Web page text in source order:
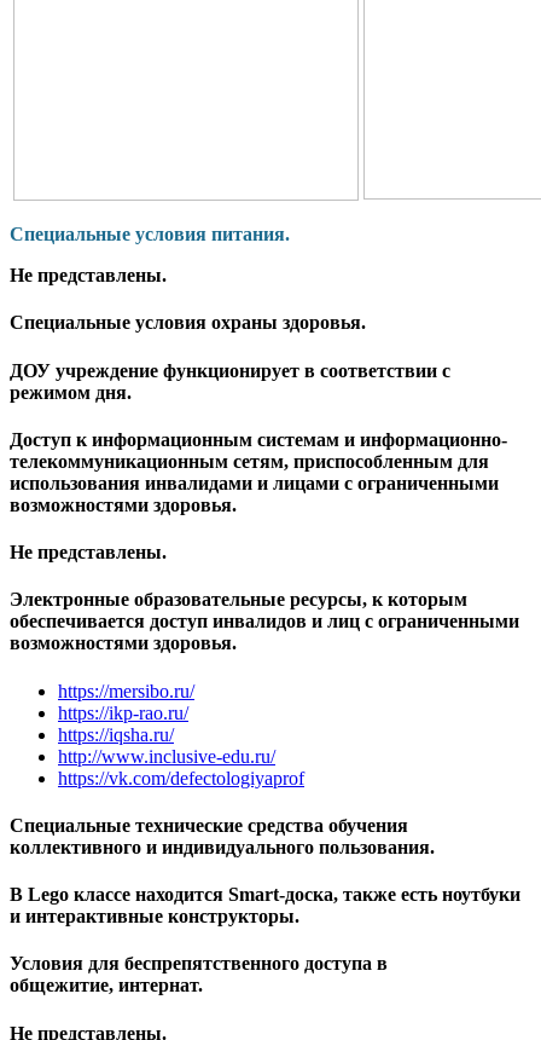
Специальные условия питания.
Не представлены.
Специальные условия охраны здоровья.
ДОУ учреждение функционирует в соответствии с
режимом дня.
Доступ к информационным системам и информационно-
телекоммуникационным сетям, приспособленным для
использования инвалидами и лицами с ограниченными
возможностями здоровья.
Не представлены.
Электронные образовательные ресурсы, к которым
обеспечивается доступ инвалидов и лиц с ограниченными
возможностями здоровья.
https://mersibo.ru/
https://ikp-rao.ru/
https://iqsha.ru/
http://www.inclusive-edu.ru/
https://vk.com/defectologiyaprof
Специальные технические средства обучения
коллективного и индивидуального пользования.
В Lego классе находится Smart-доска, также есть ноутбуки
и интерактивные конструкторы.
Условия для беспрепятственного доступа в
общежитие, интернат.
Не представлены.